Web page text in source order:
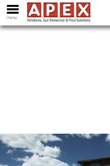
menu